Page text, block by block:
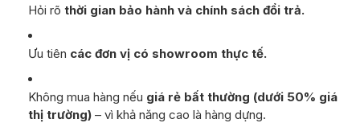
Hỏi rõ thời gian bảo hành và chính sách đổi trả.
Ưu tiên các đơn vị có showroom thực tế.
Không mua hàng nếu giá rẻ bất thường (dưới 50% giá
thị trường) – vì khả năng cao là hàng dựng.